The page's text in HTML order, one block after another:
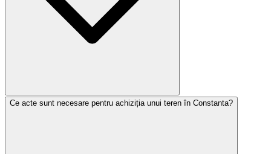
Ce acte sunt necesare pentru achiziția unui teren în Constanta?